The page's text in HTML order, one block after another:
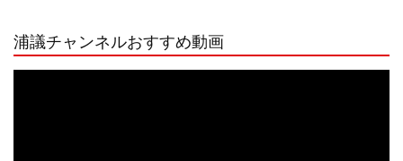
浦議チャンネルおすすめ動画